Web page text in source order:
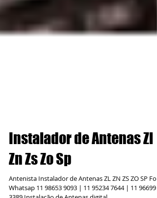
Instalador de Antenas Zl
Zn Zs Zo Sp